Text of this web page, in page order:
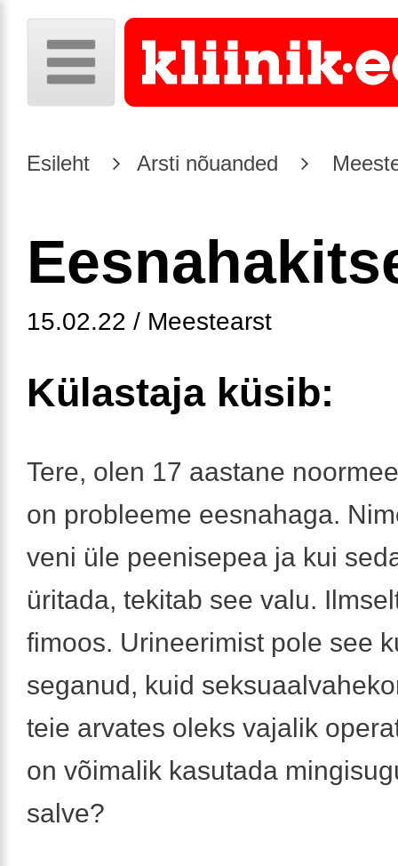
Esileht Arsti nõuanded
15.02.22 / Meestearst
Külastaja küsib:
Tere, olen 17 aastane
on probleeme eesnahaga.
veni üle peenisepea ja kui
üritada, tekitab see valu.
fimoos. Urineerimist pole see
seganud, kuid
teie arvates oleks vajalik
on võimalik kasutada
salve?